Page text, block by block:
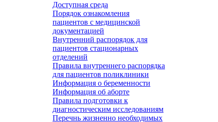
Доступная среда
Порядок ознакомления
пациентов с медицинской
документацией
Внутренний распорядок для
пациентов стационарных
отделений
Правила внутреннего распорядка
для пациентов поликлиники
Информация о беременности
Информация об аборте
Правила подготовки к
диагностическим исследованиям
Перечнь жизненно необходимых